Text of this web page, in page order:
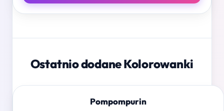
Ostatnio dodane Kolorowanki
Pompompurin